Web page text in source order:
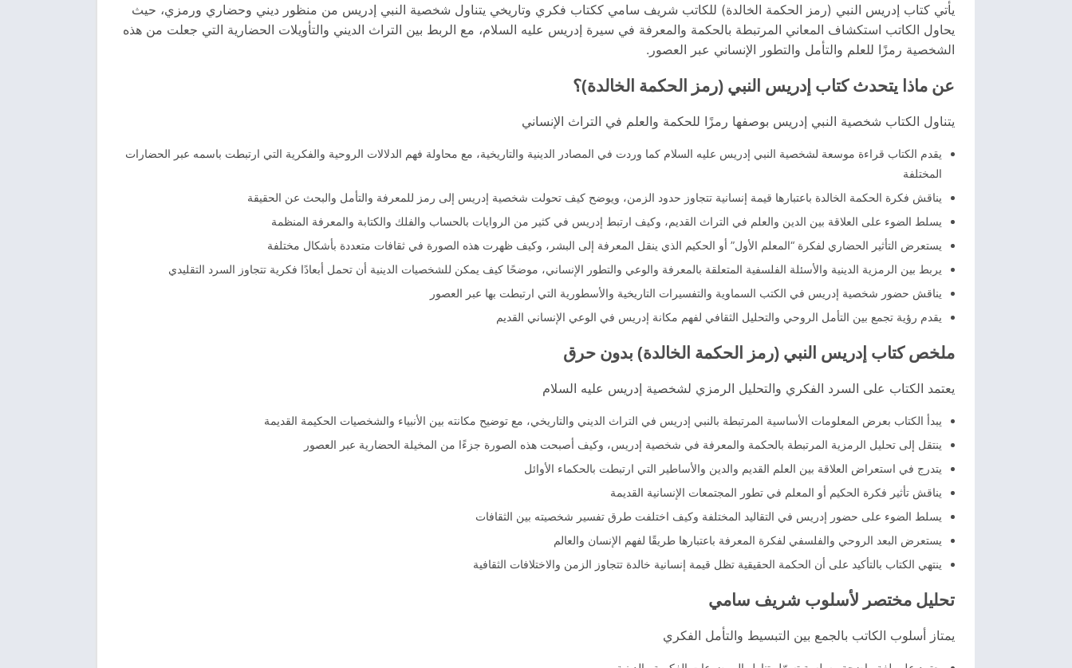
يأتي كتاب إدريس النبي (رمز الحكمة الخالدة) للكاتب شريف سامي ككتاب فكري وتاريخي يتناول شخصية النبي إدريس من منظور ديني وحضاري ورمزي، حيث
يحاول الكاتب استكشاف المعاني المرتبطة بالحكمة والمعرفة في سيرة إدريس عليه السلام، مع الربط بين التراث الديني والتأويلات الحضارية التي جعلت من هذه
الشخصية رمزًا للعلم والتأمل والتطور الإنساني عبر العصور.
عن ماذا يتحدث كتاب إدريس النبي (رمز الحكمة الخالدة)؟
يتناول الكتاب شخصية النبي إدريس بوصفها رمزًا للحكمة والعلم في التراث الإنساني
يقدم الكتاب قراءة موسعة لشخصية النبي إدريس عليه السلام كما وردت في المصادر الدينية والتاريخية، مع محاولة فهم الدلالات الروحية والفكرية التي ارتبطت باسمه عبر الحضارات
المختلفة
يناقش فكرة الحكمة الخالدة باعتبارها قيمة إنسانية تتجاوز حدود الزمن، ويوضح كيف تحولت شخصية إدريس إلى رمز للمعرفة والتأمل والبحث عن الحقيقة
يسلط الضوء على العلاقة بين الدين والعلم في التراث القديم، وكيف ارتبط إدريس في كثير من الروايات بالحساب والفلك والكتابة والمعرفة المنظمة
يستعرض التأثير الحضاري لفكرة “المعلم الأول” أو الحكيم الذي ينقل المعرفة إلى البشر، وكيف ظهرت هذه الصورة في ثقافات متعددة بأشكال مختلفة
يربط بين الرمزية الدينية والأسئلة الفلسفية المتعلقة بالمعرفة والوعي والتطور الإنساني، موضحًا كيف يمكن للشخصيات الدينية أن تحمل أبعادًا فكرية تتجاوز السرد التقليدي
يناقش حضور شخصية إدريس في الكتب السماوية والتفسيرات التاريخية والأسطورية التي ارتبطت بها عبر العصور
يقدم رؤية تجمع بين التأمل الروحي والتحليل الثقافي لفهم مكانة إدريس في الوعي الإنساني القديم
ملخص كتاب إدريس النبي (رمز الحكمة الخالدة) بدون حرق
يعتمد الكتاب على السرد الفكري والتحليل الرمزي لشخصية إدريس عليه السلام
يبدأ الكتاب بعرض المعلومات الأساسية المرتبطة بالنبي إدريس في التراث الديني والتاريخي، مع توضيح مكانته بين الأنبياء والشخصيات الحكيمة القديمة
ينتقل إلى تحليل الرمزية المرتبطة بالحكمة والمعرفة في شخصية إدريس، وكيف أصبحت هذه الصورة جزءًا من المخيلة الحضارية عبر العصور
يتدرج في استعراض العلاقة بين العلم القديم والدين والأساطير التي ارتبطت بالحكماء الأوائل
يناقش تأثير فكرة الحكيم أو المعلم في تطور المجتمعات الإنسانية القديمة
يسلط الضوء على حضور إدريس في التقاليد المختلفة وكيف اختلفت طرق تفسير شخصيته بين الثقافات
يستعرض البعد الروحي والفلسفي لفكرة المعرفة باعتبارها طريقًا لفهم الإنسان والعالم
ينتهي الكتاب بالتأكيد على أن الحكمة الحقيقية تظل قيمة إنسانية خالدة تتجاوز الزمن والاختلافات الثقافية
تحليل مختصر لأسلوب شريف سامي
يمتاز أسلوب الكاتب بالجمع بين التبسيط والتأمل الفكري